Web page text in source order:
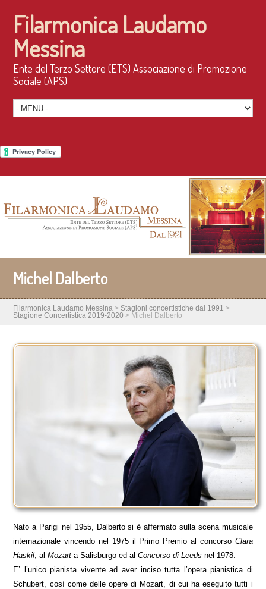
Filarmonica Laudamo
Messina
Ente del Terzo Settore (ETS) Associazione di Promozione
Sociale (APS)
Michel Dalberto
Filarmonica Laudamo Messina > Stagioni concertistiche dal 1991 >
Stagione Concertistica 2019-2020 > Michel Dalberto
Nato a Parigi nel 1955, Dalberto si è affermato sulla scena musicale
internazionale vincendo nel 1975 il Primo Premio al concorso Clara
Haskil , alMozarta Salisburgo ed alConcorso di Leeds nel 1978.
E’ l’unico pianista vivente ad aver inciso tutta l’opera pianistica di
Schubert, così come delle opere di Mozart, di cui ha eseguito tutti i